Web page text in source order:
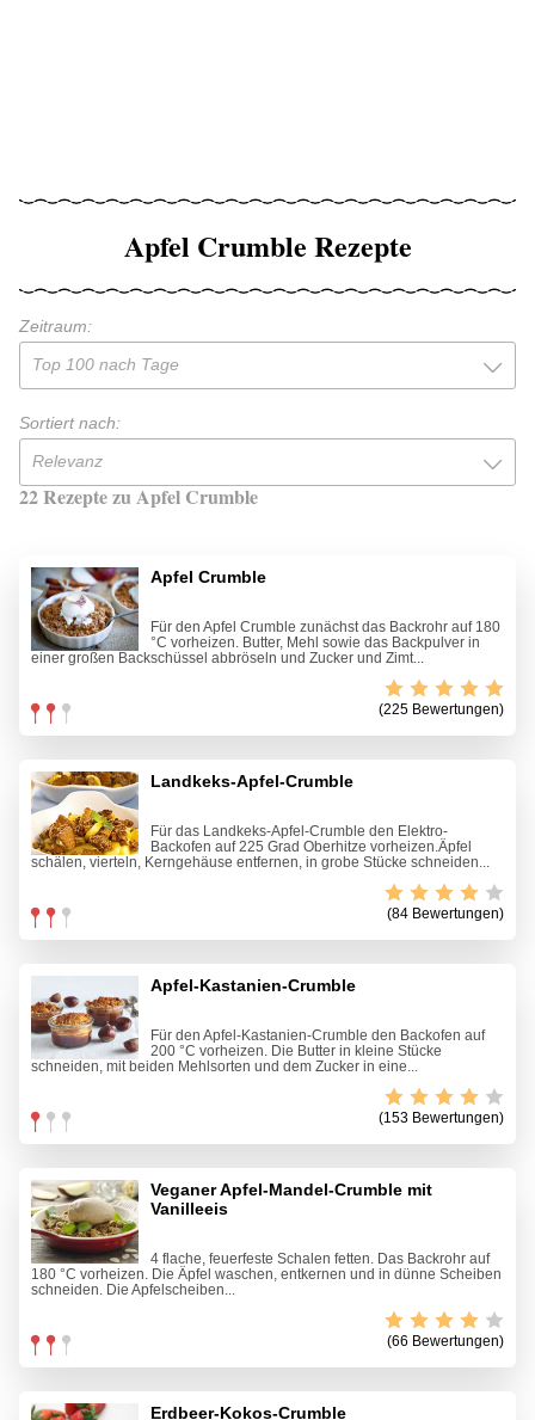
Apfel Crumble Rezepte
Zeitraum:
Top 100 nach Tage
Sortiert nach:
Relevanz
22 Rezepte zu Apfel Crumble
Apfel Crumble
Für den Apfel Crumble zunächst das Backrohr auf 180
°C vorheizen. Butter, Mehl sowie das Backpulver in
einer großen Backschüssel abbröseln und Zucker und Zimt...
(225 Bewertungen)
Landkeks-Apfel-Crumble
Für das Landkeks-Apfel-Crumble den Elektro-
Backofen auf 225 Grad Oberhitze vorheizen.Äpfel
schälen, vierteln, Kerngehäuse entfernen, in grobe Stücke schneiden...
(84 Bewertungen)
Apfel-Kastanien-Crumble
Für den Apfel-Kastanien-Crumble den Backofen auf
200 °C vorheizen. Die Butter in kleine Stücke
schneiden, mit beiden Mehlsorten und dem Zucker in eine...
(153 Bewertungen)
Veganer Apfel-Mandel-Crumble mit
Vanilleeis
4 flache, feuerfeste Schalen fetten. Das Backrohr auf
180 °C vorheizen. Die Äpfel waschen, entkernen und in dünne Scheiben
schneiden. Die Apfelscheiben...
(66 Bewertungen)
Erdbeer-Kokos-Crumble